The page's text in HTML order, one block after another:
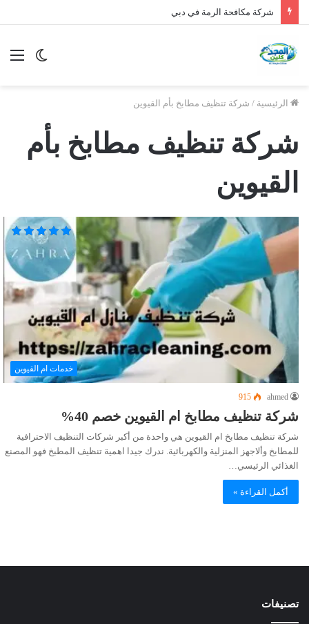
شركة مكافحة الرمة في دبي
الوضع
الرئيسية / شركة تنظيف مطابخ بأم القيوين
شركة تنظيف مطابخ بأم
القيوين
خدمات ام القيوين
ahmed
915
شركة تنظيف مطابخ ام القيوين خصم 40%
شركة تنظيف مطابخ ام القيوين هي واحدة من أكبر شركات التنظيف الاحترافية
للمطابخ وألاجهز المنزلية والكهربائية. ندرك جيدا اهمية تنظيف المطبخ فهو المصنع
الغذائي الرئيسي…
أكمل القراءة »
تصنيفات